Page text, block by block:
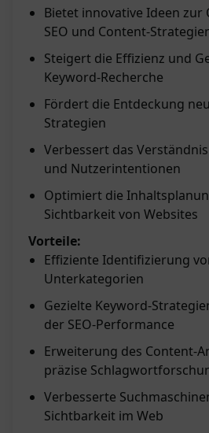
Bietet innovative Ideen
SEO und Content-
Steigert die Effizienz und
Keyword-Recherche
Fördert die Entdeckung
Strategien
Verbessert das
und Nutzerintentionen
Optimiert die
Sichtbarkeit von Websites
Vorteile:
Effiziente Identifizierung
Unterkategorien
Gezielte Keyword-
der SEO-Performance
Erweiterung des Content-
präzise
Verbesserte
Sichtbarkeit im Web